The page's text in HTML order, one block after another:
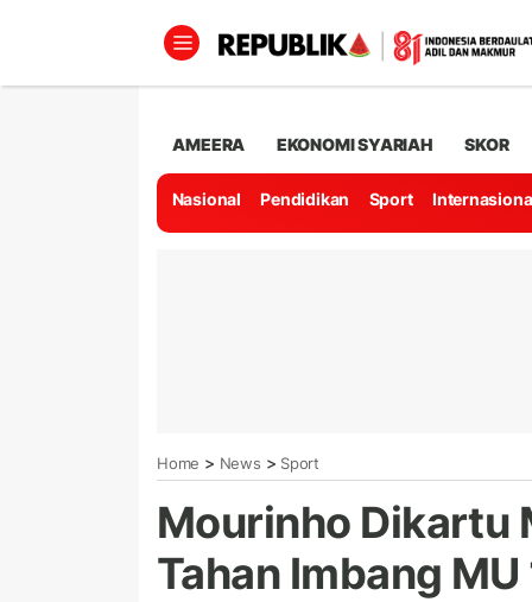
AMEERA EKONOMI SYARIAH SKOR
Nasional Pendidikan Sport
Home > News > Sport
Mourinho Dikartu
Tahan Imbang